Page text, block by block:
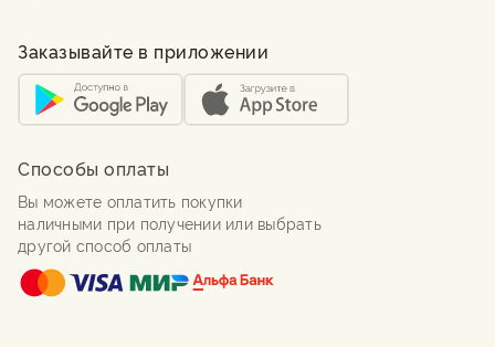
Заказывайте в приложении
Способы оплаты
Вы можете оплатить покупки
наличными при получении или выбрать
другой способ оплаты